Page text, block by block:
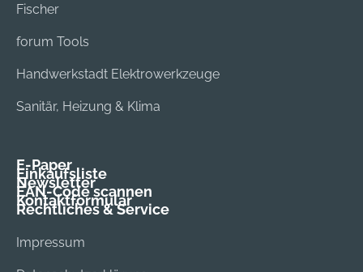
Fischer
forum Tools
Handwerkstadt Elektrowerkzeuge
Sanitär, Heizung & Klima
E-Paper
Einkaufsliste
Newsletter
EAN-Code scannen
Kontaktformular
Rechtliches & Service
Impressum